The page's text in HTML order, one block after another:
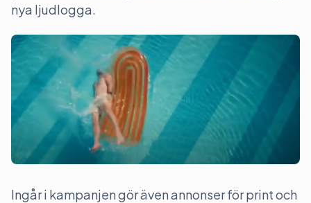
nya ljudlogga.
Ingår i kampanjen gör även annonser för print och